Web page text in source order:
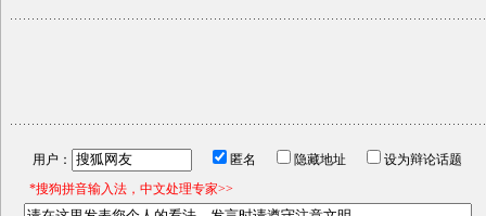
用户： 匿名 隐藏地址
设为辩论话题
*搜狗拼音输入法，中文处理专家>>